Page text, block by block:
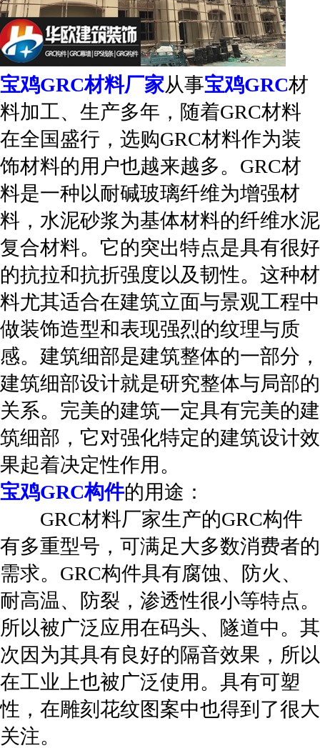
宝鸡GRC材料厂家从事宝鸡GRC材
料加工、生产多年，随着GRC材料
在全国盛行，选购GRC材料作为装
饰材料的用户也越来越多。GRC材
料是一种以耐碱玻璃纤维为增强材
料，水泥砂浆为基体材料的纤维水泥
复合材料。它的突出特点是具有很好
的抗拉和抗折强度以及韧性。这种材
料尤其适合在建筑立面与景观工程中
做装饰造型和表现强烈的纹理与质
感。建筑细部是建筑整体的一部分，
建筑细部设计就是研究整体与局部的
关系。完美的建筑一定具有完美的建
筑细部，它对强化特定的建筑设计效
果起着决定性作用。
宝鸡GRC构件的用途：
GRC材料厂家生产的GRC构件
有多重型号，可满足大多数消费者的
需求。GRC构件具有腐蚀、防火、
耐高温、防裂，渗透性很小等特点。
所以被广泛应用在码头、隧道中。其
次因为其具有良好的隔音效果，所以
在工业上也被广泛使用。具有可塑
性，在雕刻花纹图案中也得到了很大
关注。